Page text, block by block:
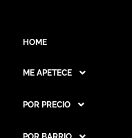
HOME
ME APETECE
POR PRECIO